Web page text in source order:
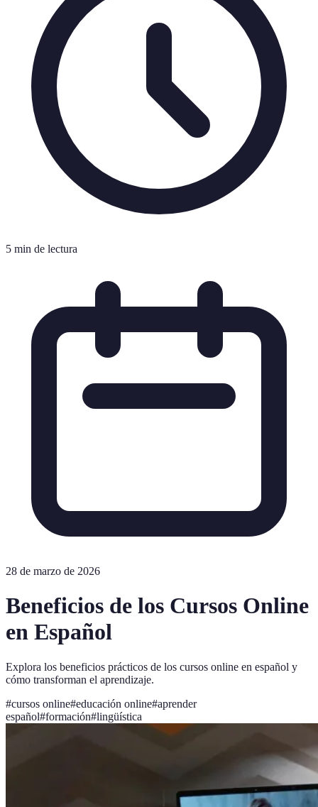
5 min de lectura
28 de marzo de 2026
Beneficios de los Cursos Online
en Español
Explora los beneficios prácticos de los cursos online en español y
cómo transforman el aprendizaje.
#cursos online#educación online#aprender
español#formación#lingüística